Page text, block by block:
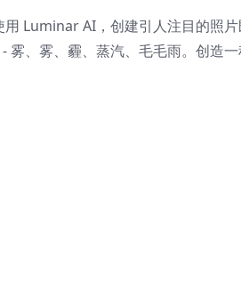
Luminar AI，创建引人注目的照
雾、雾、霾、蒸汽、毛毛雨。创造